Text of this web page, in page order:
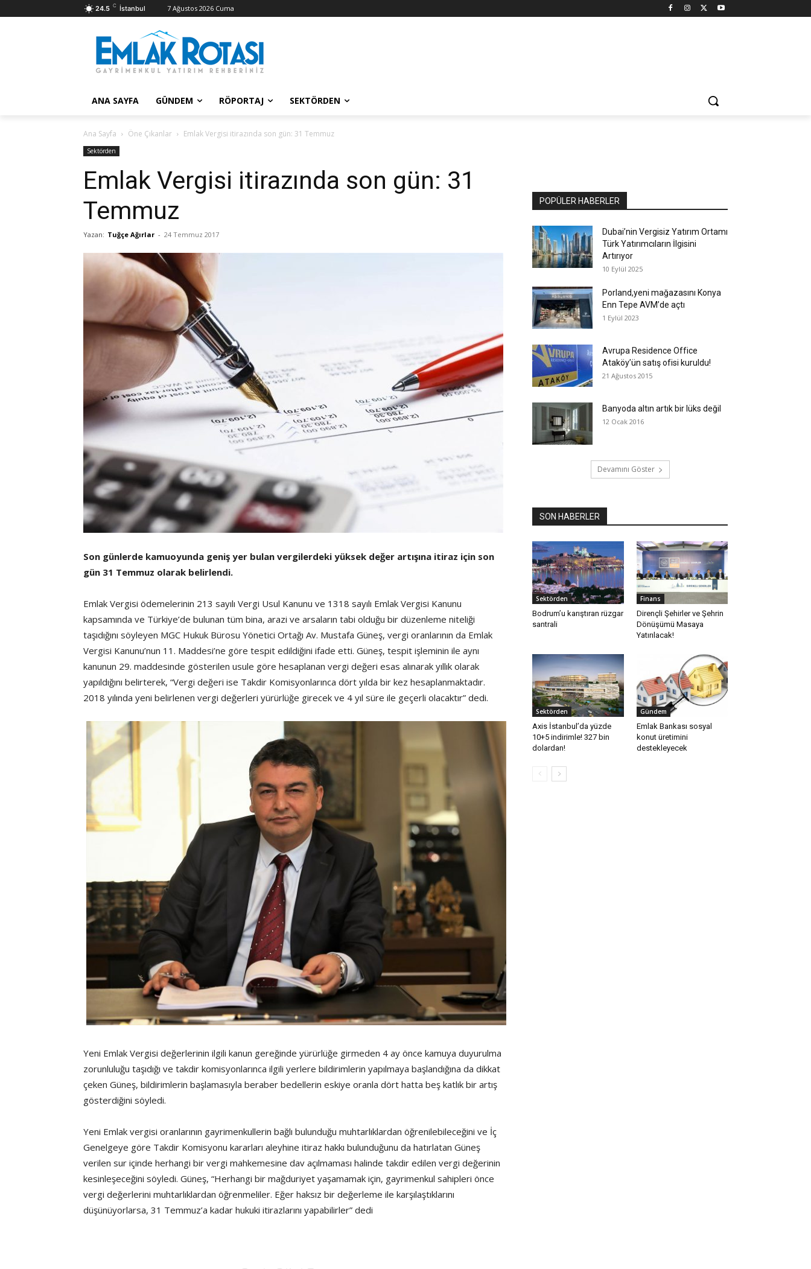
24.5 C İstanbul 7 Ağustos 2026 Cuma
ANA SAYFA GÜNDEM RÖPORTAJ SEKTÖRDEN
Ana Sayfa Öne Çıkanlar Emlak Vergisi itirazında son gün: 31 Temmuz
Sektörden
Emlak Vergisi itirazında son gün: 31
Temmuz
Yazan: Tuğçe Ağırlar - 24 Temmuz 2017
Son günlerde kamuoyunda geniş yer bulan vergilerdeki yüksek değer artışına itiraz için son
gün 31 Temmuz olarak belirlendi.
Emlak Vergisi ödemelerinin 213 sayılı Vergi Usul Kanunu ve 1318 sayılı Emlak Vergisi Kanunu
kapsamında ve Türkiye’de bulunan tüm bina, arazi ve arsaların tabi olduğu bir düzenleme niteliği
taşıdığını söyleyen MGC Hukuk Bürosu Yönetici Ortağı Av. Mustafa Güneş, vergi oranlarının da Emlak
Vergisi Kanunu’nun 11. Maddesi’ne göre tespit edildiğini ifade etti. Güneş, tespit işleminin ile aynı
kanunun 29. maddesinde gösterilen usule göre hesaplanan vergi değeri esas alınarak yıllık olarak
yapıldığını belirterek, “Vergi değeri ise Takdir Komisyonlarınca dört yılda bir kez hesaplanmaktadır.
2018 yılında yeni belirlenen vergi değerleri yürürlüğe girecek ve 4 yıl süre ile geçerli olacaktır” dedi.
Yeni Emlak Vergisi değerlerinin ilgili kanun gereğinde yürürlüğe girmeden 4 ay önce kamuya duyurulma
zorunluluğu taşıdığı ve takdir komisyonlarınca ilgili yerlere bildirimlerin yapılmaya başlandığına da dikkat
çeken Güneş, bildirimlerin başlamasıyla beraber bedellerin eskiye oranla dört hatta beş katlık bir artış
gösterdiğini söyledi.
Yeni Emlak vergisi oranlarının gayrimenkullerin bağlı bulunduğu muhtarlıklardan öğrenilebileceğini ve İç
Genelgeye göre Takdir Komisyonu kararları aleyhine itiraz hakkı bulunduğunu da hatırlatan Güneş
verilen sur içinde herhangi bir vergi mahkemesine dav açılmaması halinde takdir edilen vergi değerinin
kesinleşeceğini söyledi. Güneş, “Herhangi bir mağduriyet yaşamamak için, gayrimenkul sahipleri önce
vergi değerlerini muhtarlıklardan öğrenmeliler. Eğer haksız bir değerleme ile karşılaştıklarını
düşünüyorlarsa, 31 Temmuz’a kadar hukuki itirazlarını yapabilirler” dedi
POPÜLER HABERLER
Dubai’nin Vergisiz Yatırım Ortamı
Türk Yatırımcıların İlgisini
Artırıyor
10 Eylül 2025
Porland,yeni mağazasını Konya
Enn Tepe AVM’de açtı
1 Eylül 2023
Avrupa Residence Office
Ataköy’ün satış ofisi kuruldu!
21 Ağustos 2015
​Banyoda altın artık bir lüks değil
12 Ocak 2016
Devamını Göster
SON HABERLER
Sektörden
Bodrum’u karıştıran rüzgar
santrali
Finans
Dirençli Şehirler ve Şehrin
Dönüşümü Masaya
Yatırılacak!
Sektörden
Axis İstanbul’da yüzde
10+5 indirimle! 327 bin
dolardan!
Gündem
Emlak Bankası sosyal
konut üretimini
destekleyecek